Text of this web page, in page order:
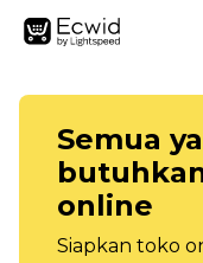
Semua
online
Siapkan toko